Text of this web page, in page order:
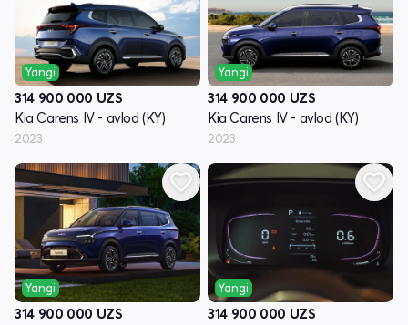
Yangi
314 900 000 UZS
Kia Carens IV - avlod (KY)
2023
Yangi
314 900 000 UZS
Kia Carens IV - avlod (KY)
2023
Yangi
314 900 000 UZS
Yangi
314 900 000 UZS